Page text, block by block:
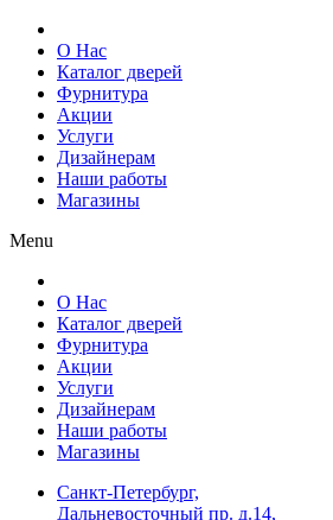
О Нас
Каталог дверей
Фурнитура
Акции
Услуги
Дизайнерам
Наши работы
Магазины
Menu
О Нас
Каталог дверей
Фурнитура
Акции
Услуги
Дизайнерам
Наши работы
Магазины
Санкт-Петербург,
Дальневосточный пр. д.14,